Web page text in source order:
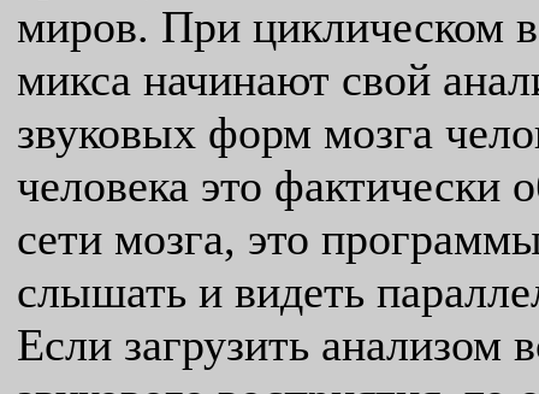
миров. При циклическом
микса начинают свой
звуковых форм мозга
человека это фактически
сети мозга, это
слышать и видеть
Если загрузить анализом